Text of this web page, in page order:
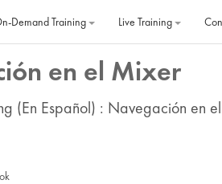
Training
Live Training
en el Mixer
(En Español) : Navegación en